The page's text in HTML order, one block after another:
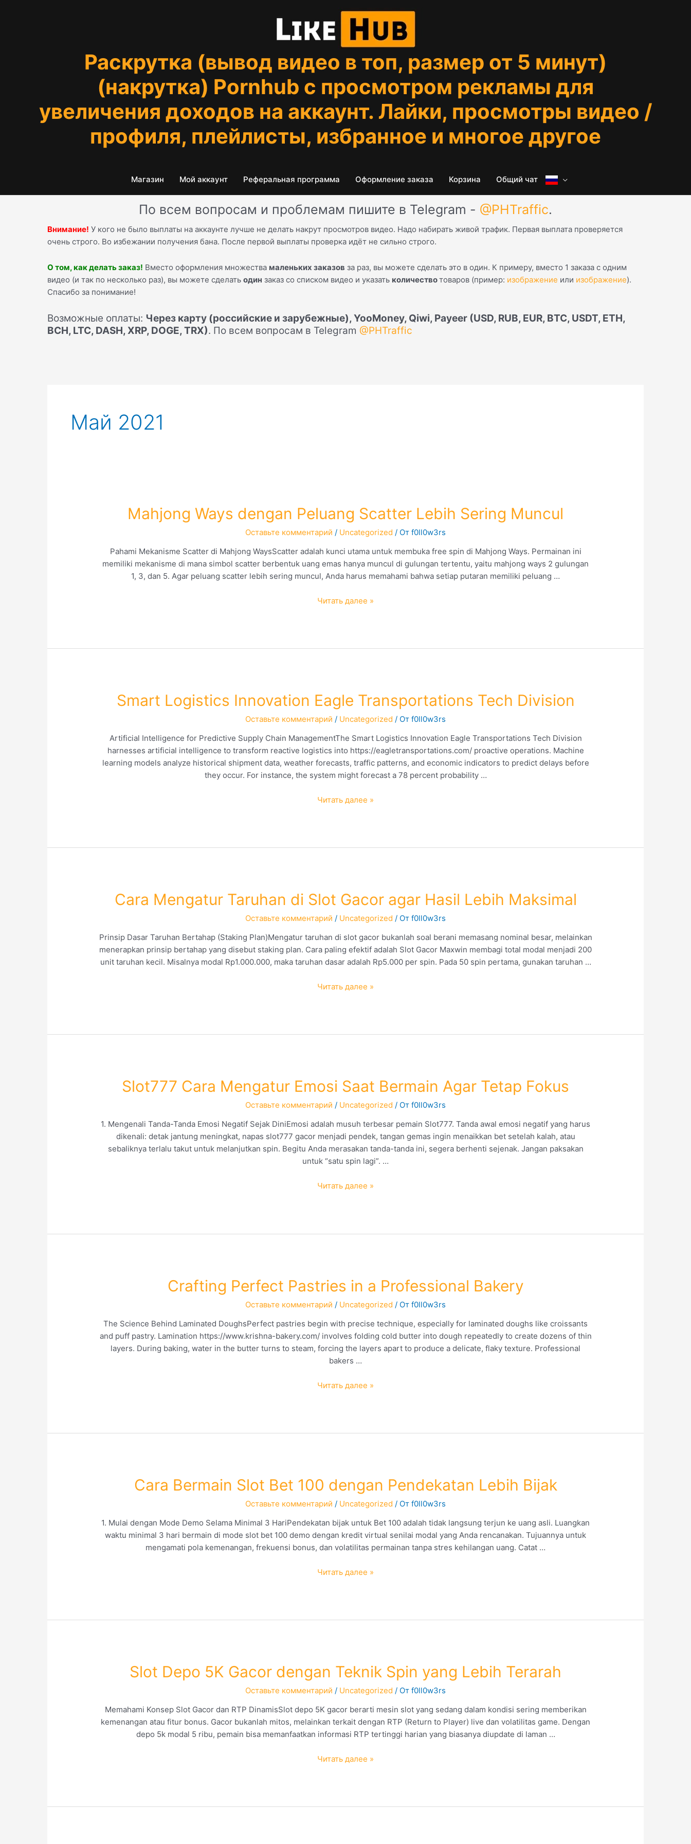
Раскрутка (вывод видео в топ, размер от 5 минут)
(накрутка) Pornhub с просмотром рекламы для
увеличения доходов на аккаунт. Лайки, просмотры видео /
профиля, плейлисты, избранное и многое другое
Магазин Мой аккаунт Реферальная программа Оформление заказа Корзина Общий чат
По всем вопросам и проблемам пишите в Telegram - @PHTraffic.
Внимание! У кого не было выплаты на аккаунте лучше не делать накрут просмотров видео. Надо набирать живой трафик. Первая выплата проверяется
очень строго. Во избежании получения бана. После первой выплаты проверка идёт не сильно строго.
О том, как делать заказ! Вместо оформления множества маленьких заказов за раз, вы можете сделать это в один. К примеру, вместо 1 заказа с одним
видео (и так по несколько раз), вы можете сделать один заказ со списком видео и указать количествотоваров (пример: изображение или изображение).
Спасибо за понимание!
Возможные оплаты: Через карту (российские и зарубежные), YooMoney, Qiwi, Payeer (USD, RUB, EUR, BTC, USDT, ETH,
BCH, LTC, DASH, XRP, DOGE, TRX). По всем вопросам в Telegram @PHTraffic
Май 2021
Mahjong Ways dengan Peluang Scatter Lebih Sering Muncul
Оставьте комментарий / Uncategorized / От f0ll0w3rs
Pahami Mekanisme Scatter di Mahjong WaysScatter adalah kunci utama untuk membuka free spin di Mahjong Ways. Permainan ini
memiliki mekanisme di mana simbol scatter berbentuk uang emas hanya muncul di gulungan tertentu, yaitu mahjong ways 2 gulungan
1, 3, dan 5. Agar peluang scatter lebih sering muncul, Anda harus memahami bahwa setiap putaran memiliki peluang …
Mahjong
Scatter
Читать далее »
Smart Logistics Innovation Eagle Transportations Tech Division
Оставьте комментарий / Uncategorized / От f0ll0w3rs
Artificial Intelligence for Predictive Supply Chain ManagementThe Smart Logistics Innovation Eagle Transportations Tech Division
harnesses artificial intelligence to transform reactive logistics into https://eagletransportations.com/ proactive operations. Machine
learning models analyze historical shipment data, weather forecasts, traffic patterns, and economic indicators to predict delays before
they occur. For instance, the system might forecast a 78 percent probability …
Smart
Transportations
Читать далее »
Cara Mengatur Taruhan di Slot Gacor agar Hasil Lebih Maksimal
Оставьте комментарий / Uncategorized / От f0ll0w3rs
Prinsip Dasar Taruhan Bertahap (Staking Plan)Mengatur taruhan di slot gacor bukanlah soal berani memasang nominal besar, melainkan
menerapkan prinsip bertahap yang disebut staking plan. Cara paling efektif adalah Slot Gacor Maxwin membagi total modal menjadi 200
unit taruhan kecil. Misalnya modal Rp1.000.000, maka taruhan dasar adalah Rp5.000 per spin. Pada 50 spin pertama, gunakan taruhan …
Cara
Slot
Lebih
Читать далее »
Slot777 Cara Mengatur Emosi Saat Bermain Agar Tetap Fokus
Оставьте комментарий / Uncategorized / От f0ll0w3rs
1. Mengenali Tanda-Tanda Emosi Negatif Sejak DiniEmosi adalah musuh terbesar pemain Slot777. Tanda awal emosi negatif yang harus
dikenali: detak jantung meningkat, napas slot777 gacor menjadi pendek, tangan gemas ingin menaikkan bet setelah kalah, atau
sebaliknya terlalu takut untuk melanjutkan spin. Begitu Anda merasakan tanda-tanda ini, segera berhenti sejenak. Jangan paksakan
untuk “satu spin lagi”. …
Slot777
Saat
Fokus
Читать далее »
Crafting Perfect Pastries in a Professional Bakery
Оставьте комментарий / Uncategorized / От f0ll0w3rs
The Science Behind Laminated DoughsPerfect pastries begin with precise technique, especially for laminated doughs like croissants
and puff pastry. Lamination https://www.krishna-bakery.com/ involves folding cold butter into dough repeatedly to create dozens of thin
layers. During baking, water in the butter turns to steam, forcing the layers apart to produce a delicate, flaky texture. Professional
bakers …
Crafting
a
Читать далее »
Cara Bermain Slot Bet 100 dengan Pendekatan Lebih Bijak
Оставьте комментарий / Uncategorized / От f0ll0w3rs
1. Mulai dengan Mode Demo Selama Minimal 3 HariPendekatan bijak untuk Bet 100 adalah tidak langsung terjun ke uang asli. Luangkan
waktu minimal 3 hari bermain di mode slot bet 100 demo dengan kredit virtual senilai modal yang Anda rencanakan. Tujuannya untuk
mengamati pola kemenangan, frekuensi bonus, dan volatilitas permainan tanpa stres kehilangan uang. Catat …
Cara
100
Bijak
Читать далее »
Slot Depo 5K Gacor dengan Teknik Spin yang Lebih Terarah
Оставьте комментарий / Uncategorized / От f0ll0w3rs
Memahami Konsep Slot Gacor dan RTP DinamisSlot depo 5K gacor berarti mesin slot yang sedang dalam kondisi sering memberikan
kemenangan atau fitur bonus. Gacor bukanlah mitos, melainkan terkait dengan RTP (Return to Player) live dan volatilitas game. Dengan
depo 5k modal 5 ribu, pemain bisa memanfaatkan informasi RTP tertinggi harian yang biasanya diupdate di laman …
Slot
dengan
Читать далее »